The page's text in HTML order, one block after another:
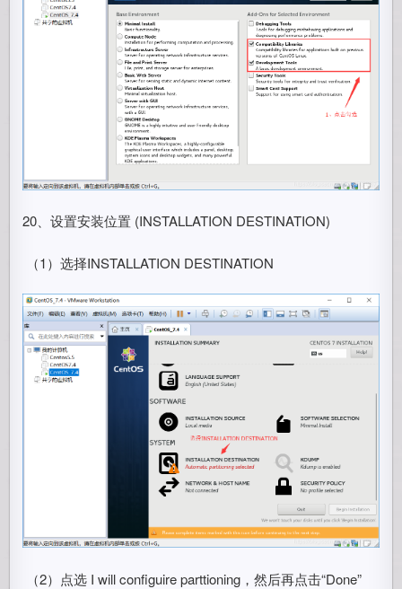
20、设置安装位置 (INSTALLATION DESTINATION)
​ （1）选择INSTALLATION DESTINATION
​ （2）点选 I will configuire parttioning，然后再点击“Done”